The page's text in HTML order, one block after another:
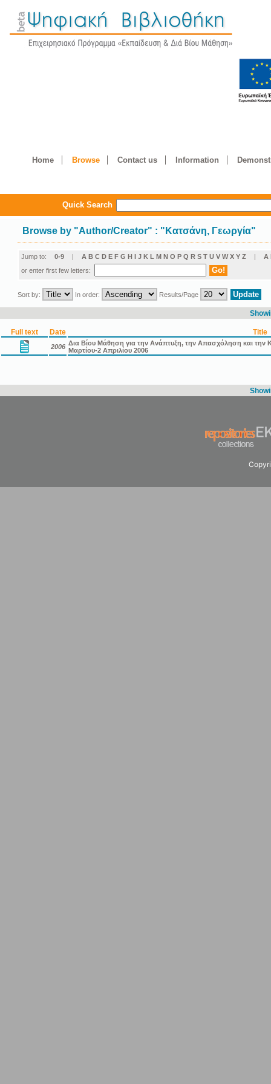
Home Browse Contact us Information
Quick Search
Browse by "Author/Creator" : "Κατσάνη, Γεωργία"
Jump to: 0-9 | A B C D E F G H I J K L M N O P Q R S T U V W X Y Z | Α
or enter first few letters:
Sort by: In order: Results/Page
Full text Date Title
2006 Δια Βίου Μάθηση για την Ανάπτυξη, την Απασχόληση και την
Μαρτίου-2 Απριλίου 2006